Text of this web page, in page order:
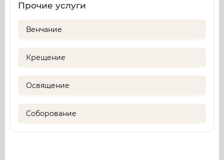
Прочие услуги
Венчание
Крещение
Освящение
Соборование